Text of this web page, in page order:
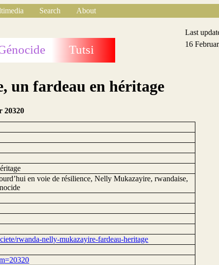
Search
About
Tutsi
Last
16
un fardeau en héritage
20320
en voie de résilience, Nelly Mukazayire, rwandaise,
rwanda-nelly-mukazayire-fardeau-heritage